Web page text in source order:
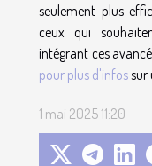
seulement plus
ceux qui
intégrant ces
pour plus d'infossur
1 mai 2025 11:20